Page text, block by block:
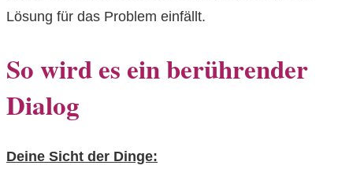
Lösung für das Problem einfällt.
So wird es ein berührender
Dialog
Deine Sicht der Dinge: